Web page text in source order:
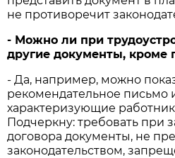
не противоречит
- Можно ли при
другие документы, кроме
- Да, например, можно
рекомендательное письмо
характеризующие
Подчеркну: требовать при
договора документы, не
законодательством,